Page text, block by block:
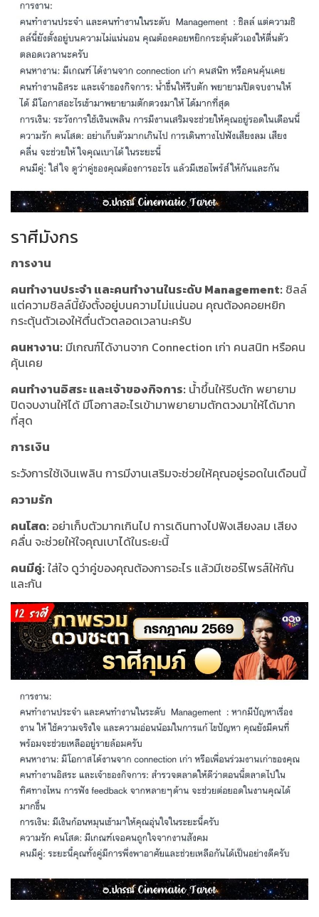
ราศีมังกร
การงาน
คนทำงานประจำ และคนทำงานในระดับ Management: ชิลล์
แต่ความชิลล์นี้ยังตั้งอยู่บนความไม่แน่นอน คุณต้องคอยหยิก
กระตุ้นตัวเองให้ตื่นตัวตลอดเวลานะครับ
คนหางาน: มีเกณฑ์ได้งานจาก Connection เก่า คนสนิท หรือคน
คุ้นเคย
คนทำงานอิสระ และเจ้าของกิจการ: น้ำขึ้นให้รีบตัก พยายาม
ปิดจบงานให้ได้ มีโอกาสอะไรเข้ามาพยายามตักตวงมาให้ได้มาก
ที่สุด
การเงิน
ระวังการใช้เงินเพลิน การมีงานเสริมจะช่วยให้คุณอยู่รอดในเดือนนี้
ความรัก
คนโสด: อย่าเก็บตัวมากเกินไป การเดินทางไปฟังเสียงลม เสียง
คลื่น จะช่วยให้ใจคุณเบาได้ในระยะนี้
คนมีคู่:ใส่ใจ ดูว่าคู่ของคุณต้องการอะไร แล้วมีเซอร์ไพรส์ให้กัน
และกัน